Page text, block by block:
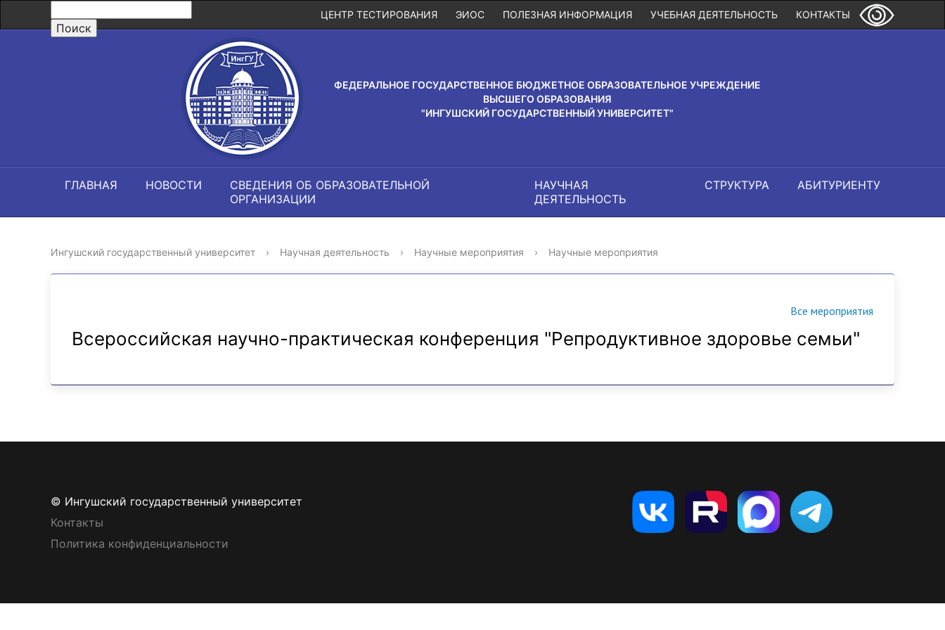
КОНТАКТЫ
УЧЕБНАЯ ДЕЯТЕЛЬНОСТЬ
ПОЛЕЗНАЯ ИНФОРМАЦИЯ
ЭИОС
ЦЕНТР ТЕСТИРОВАНИЯ
ФЕДЕРАЛЬНОЕ ГОСУДАРСТВЕННОЕ БЮДЖЕТНОЕ ОБРАЗОВАТЕЛЬНОЕ УЧРЕЖДЕНИЕ
ВЫСШЕГО ОБРАЗОВАНИЯ
"ИНГУШСКИЙ ГОСУДАРСТВЕННЫЙ УНИВЕРСИТЕТ"
ГЛАВНАЯ НОВОСТИ
СВЕДЕНИЯ ОБ ОБРАЗОВАТЕЛЬНОЙ
ОРГАНИЗАЦИИ
НАУЧНАЯ
ДЕЯТЕЛЬНОСТЬ
СТРУКТУРА АБИТУРИЕНТУ
Ингушский государственный университет › Научная деятельность › Научные мероприятия › Научные мероприятия
Все мероприятия
Всероссийская научно-практическая конференция "Репродуктивное здоровье семьи"
© Ингушский государственный университет
Контакты
Политика конфиденциальности